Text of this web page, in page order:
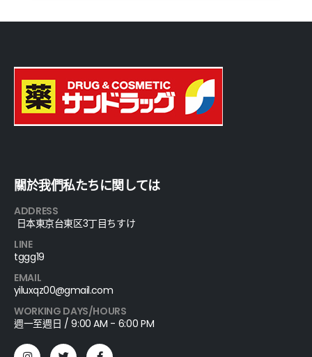
關於我們私たちに関しては
ADDRESS
日本東京台東区3丁目ちすけ
LINE
tggg19
EMAIL
yiluxqz00@gmail.com
WORKING DAYS/HOURS
週一至週日 / 9:00 AM - 6:00 PM